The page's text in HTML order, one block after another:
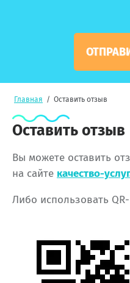
Главная / Оставить отзыв
Оставить отзыв
Вы можете оставить
на сайте качество-
Либо использовать